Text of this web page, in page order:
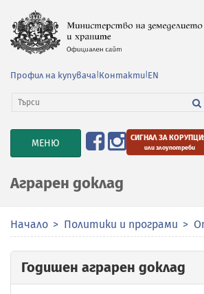
Профил на купувача Контакти EN
TOGGLE
NAVIGATION
МЕНЮ СИГНАЛ ЗА
или злоупотреби
Аграрен доклад
Начало Политики и програми
Годишен аграрен доклад